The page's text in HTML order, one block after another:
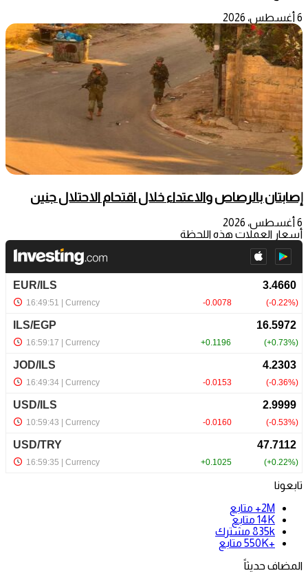
6 أغسطس، 2026
إصابتان بالرصاص والاعتداء خلال اقتحام الاحتلال جنين
6 أغسطس، 2026
أسعار العملات هذه اللحظة
تابعونا
2M+
متابع
14K متابع
835k مشترك
+550K
متابع
المضاف حديثاً